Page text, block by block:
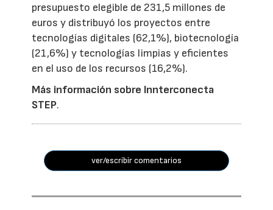
presupuesto elegible de 231,5 millones de
euros y distribuyó los proyectos entre
tecnologías digitales (62,1%), biotecnología
(21,6%) y tecnologías limpias y eficientes
en el uso de los recursos (16,2%).
Más información sobre Innterconecta
STEP.
ver/escribir comentarios